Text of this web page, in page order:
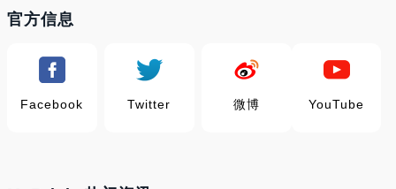
官方信息
Facebook Twitter 微博 YouTube